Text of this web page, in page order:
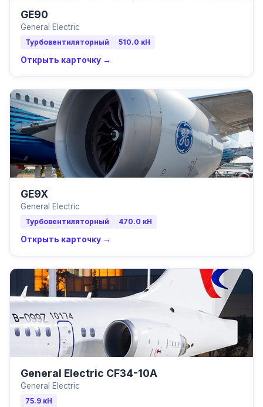
GE90
General Electric
Турбовентиляторный 510.0 кН
Открыть карточку →
GE9X
General Electric
Турбовентиляторный 470.0 кН
Открыть карточку →
General Electric CF34-10A
General Electric
75.9кН